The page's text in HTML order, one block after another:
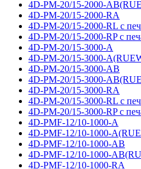
4D-PM-20/15-2000-
4D-PM-20/15-2000-RA
4D-PM-20/15-2000-RL с
4D-PM-20/15-2000-RP с
4D-PM-20/15-3000-A
4D-PM-20/15-3000-
4D-PM-20/15-3000-AB
4D-PM-20/15-3000-
4D-PM-20/15-3000-RA
4D-PM-20/15-3000-RL с
4D-PM-20/15-3000-RP с
4D-PMF-12/10-1000-A
4D-PMF-12/10-1000-
4D-PMF-12/10-1000-AB
4D-PMF-12/10-1000-
4D-PMF-12/10-1000-RA